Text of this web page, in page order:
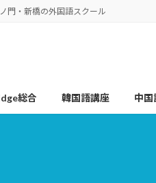
門・新橋の外国語スクール
総合 韓国語講座 中国